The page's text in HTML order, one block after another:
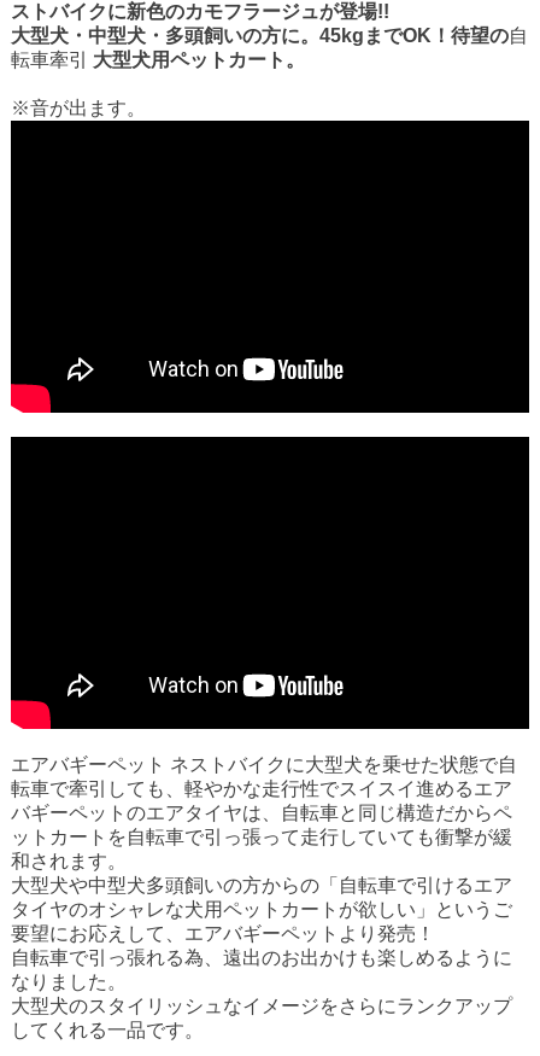
ストバイクに新色のカモフラージュが登場!!
大型犬・中型犬・多頭飼いの方に。45kgまでOK！待望の自
転車牽引
大型犬用ペットカート。
※音が出ます。
エアバギーペット ネストバイク に大型犬を乗せた状態で自
転車で牽引しても、軽やかな走行性でスイスイ進めるエア
バギーペットのエアタイヤは、自転車と同じ構造だからペ
ットカートを自転車で引っ張って走行していても衝撃が緩
和されます。
大型犬や中型犬多頭飼いの方からの「 自転車で引けるエア
タイヤのオシャレな犬用ペットカート が欲しい」というご
要望にお応えして、エアバギーペットより発売！
自転車で引っ張れる為、遠出のお出かけも楽しめるように
なりました。
大型犬のスタイリッシュなイメージをさらにランクアップ
してくれる一品です。